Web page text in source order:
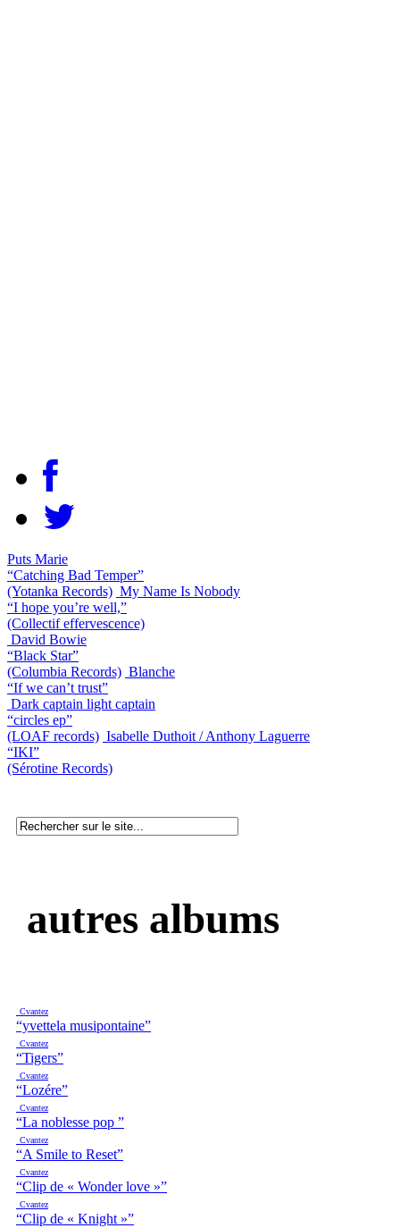
Puts Marie
“Catching Bad Temper”
(Yotanka Records) My Name Is Nobody
“I hope you’re well,”
(Collectif effervescence)
David Bowie
“Black Star”
(Columbia Records) Blanche
“If we can’t trust”
Dark captain light captain
“circles ep”
(LOAF records) Isabelle Duthoit / Anthony Laguerre
“IKI”
(Sérotine Records)
autres albums
Cvantez
“yvettela musipontaine”
Cvantez
“Tigers”
Cvantez
“Lozére”
Cvantez
“La noblesse pop ”
Cvantez
“A Smile to Reset”
Cvantez
“Clip de « Wonder love »”
Cvantez
“Clip de « Knight »”